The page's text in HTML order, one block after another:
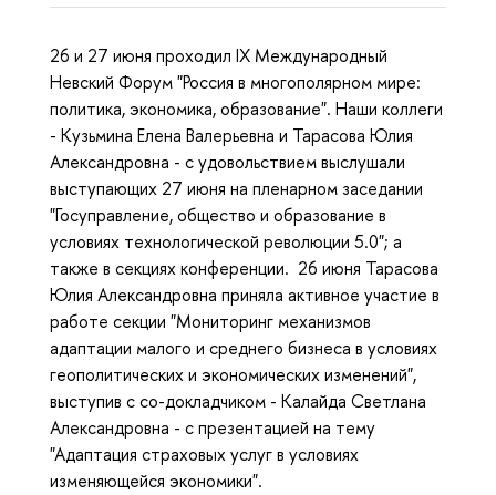
26 и 27 июня проходил IX Международный
Невский Форум "Россия в многополярном мире:
политика, экономика, образование". Наши коллеги
- Кузьмина Елена Валерьевна и Тарасова Юлия
Александровна - с удовольствием выслушали
выступающих 27 июня на пленарном заседании
"Госуправление, общество и образование в
условиях технологической революции 5.0"; а
также в секциях конференции. 26 июня Тарасова
Юлия Александровна приняла активное участие в
работе секции "Мониторинг механизмов
адаптации малого и среднего бизнеса в условиях
геополитических и экономических изменений",
выступив с со-докладчиком - Калайда Светлана
Александровна - с презентацией на тему
"Адаптация страховых услуг в условиях
изменяющейся экономики".